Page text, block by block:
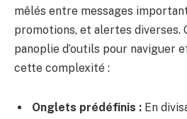
mêlés entre messages
promotions, et alertes diverses.
panoplie d’outils pour naviguer
cette complexité :
Onglets prédéfinis : En